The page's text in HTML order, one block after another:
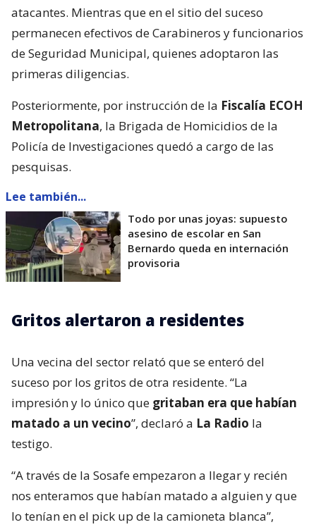
atacantes. Mientras que en el sitio del suceso
permanecen efectivos de Carabineros y funcionarios
de Seguridad Municipal, quienes adoptaron las
primeras diligencias.
Posteriormente, por instrucción de la Fiscalía ECOH
Metropolitana, la Brigada de Homicidios de la
Policía de Investigaciones quedó a cargo de las
pesquisas.
Lee también...
Todo por unas joyas: supuesto
asesino de escolar en San
Bernardo queda en internación
provisoria
Gritos alertaron a residentes
Una vecina del sector relató que se enteró del
suceso por los gritos de otra residente. “La
impresión y lo único que gritaban era que habían
matado a un vecino”, declaró a La Radio la
testigo.
“A través de la Sosafe empezaron a llegar y recién
nos enteramos que habían matado a alguien y que
lo tenían en el pick up de la camioneta blanca”,